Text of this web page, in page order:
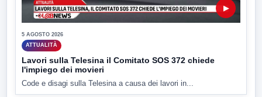
▶
5 AGOSTO 2026
ATTUALITÀ
Lavori sulla Telesina il Comitato SOS 372 chiede
l'impiego dei movieri
Code e disagi sulla Telesina a causa dei lavori in...